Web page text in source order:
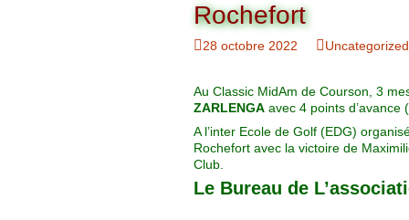
Organigramme
Commission Loisirs
Commission Sportive
Couronne
Brut Dames Novembre
Février
Rochefort
28 octobre 2022 Uncategorized
Au Classic MidAm de Courson, 3
ZARLENGA avec 4 points d’avance
A l’inter Ecole de Golf (EDG)
Rochefort avec la victoire de
Club.
Le Bureau de